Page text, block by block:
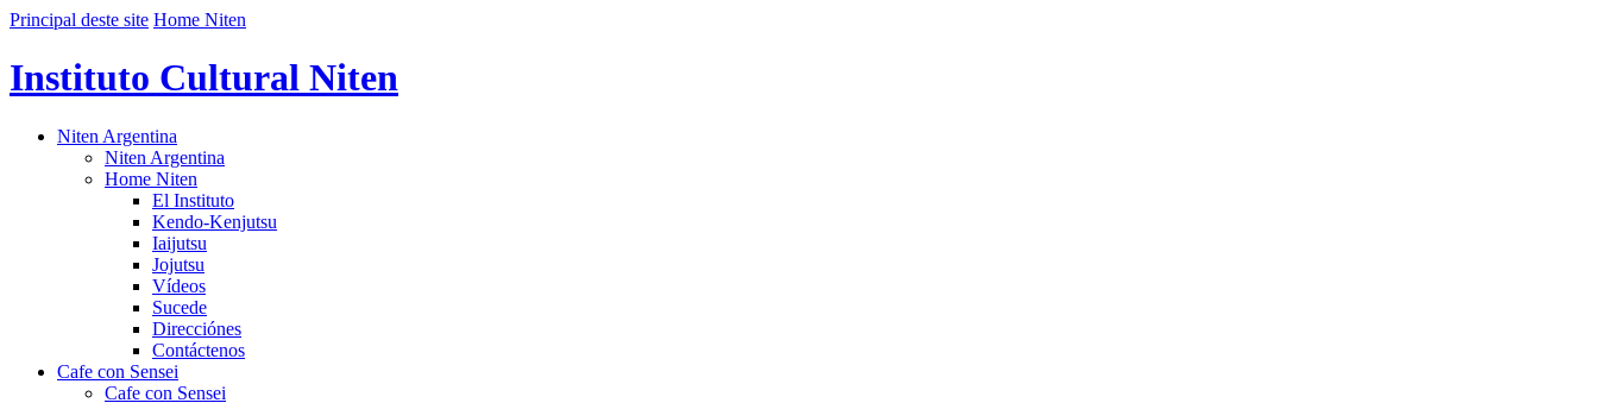
Principal deste site Home Niten
Instituto Cultural Niten
Niten Argentina
Niten Argentina
Home Niten
El Instituto
Kendo-Kenjutsu
Iaijutsu
Jojutsu
Vídeos
Sucede
Direcciónes
Contáctenos
Cafe con Sensei
Cafe con Sensei